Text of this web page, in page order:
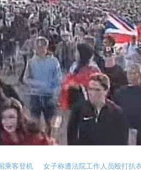
乘客登机 女子称遭法院工作人员殴打扒